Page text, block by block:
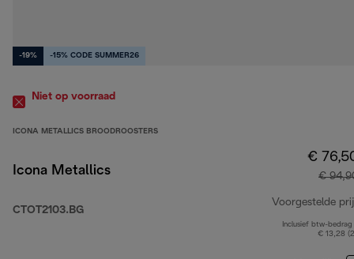
-19% -15% CODE SUMMER26
Niet op voorraad
ICONA METALLICS BROODROOSTERS
Icona Metallics
CTOT2103.BG
€
€
Voorgestelde
Inclusief btw-bedrag
€ 13,28